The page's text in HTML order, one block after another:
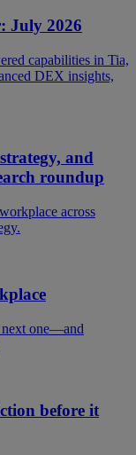
July 2026
capabilities in Tia,
DEX insights,
and
roundup
across
one—and
before it